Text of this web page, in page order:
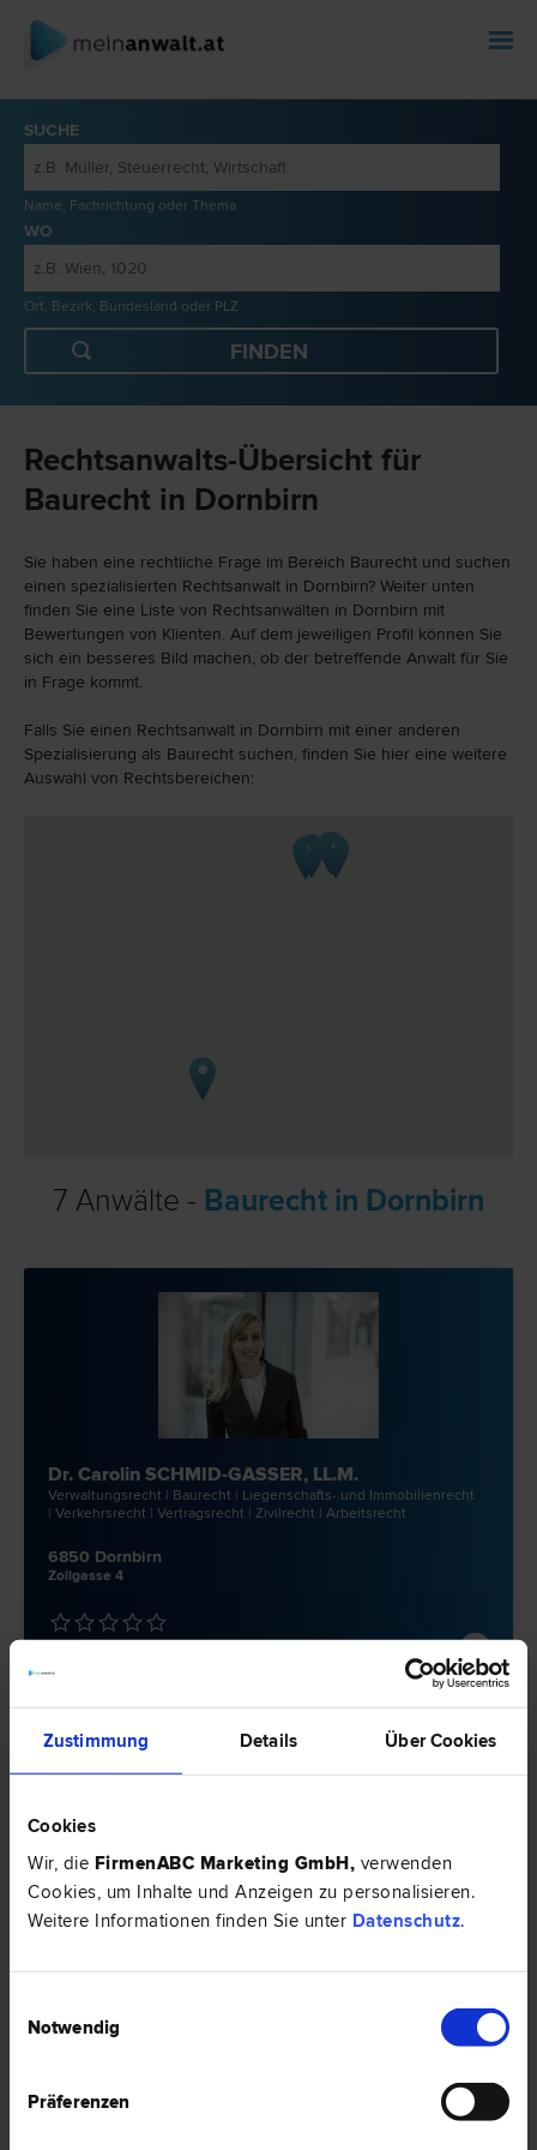
Zustimmung Details Über Cookies
Cookies
Wir, die FirmenABC Marketing GmbH, verwenden
Cookies, um Inhalte und Anzeigen zu personalisieren.
Weitere Informationen finden Sie unter Datenschutz.
Notwendig
Präferenzen
SUCHE
Name, Fachrichtung oder Thema
WO
Ort, Bezirk, Bundesland oder PLZ
Rechtsanwalts-Übersicht für
Baurecht in Dornbirn
Sie haben eine rechtliche Frage im Bereich Baurecht und suchen
einen spezialisierten Rechtsanwalt in Dornbirn? Weiter unten
finden Sie eine Liste von Rechtsanwälten in Dornbirn mit
Bewertungen von Klienten. Auf dem jeweiligen Profil können Sie
sich ein besseres Bild machen, ob der betreffende Anwalt für Sie
in Frage kommt.
Falls Sie einen Rechtsanwalt in Dornbirn mit einer anderen
Spezialisierung als Baurecht suchen, finden Sie hier eine weitere
Auswahl von Rechtsbereichen:
7 Anwälte - Baurecht in Dornbirn
Dr. Carolin SCHMID-GASSER, LL.M.
Verwaltungs­recht | Bau­recht | Liegenschafts- und Immobilien­recht
| Verkehrs­recht | Vertrags­recht | Zivil­recht | Arbeits­recht
6850 Dornbirn
Zollgasse 4
Schulgasse 7
Bau­recht